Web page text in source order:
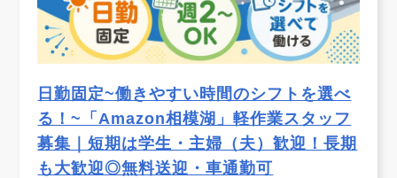
日勤固定~働きやすい時間のシフトを選べ
る！~「Amazon相模湖」軽作業スタッフ
募集｜短期は学生・主婦（夫）歓迎！長期
も大歓迎◎無料送迎・車通勤可